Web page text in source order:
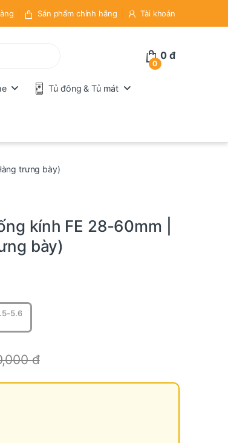
Sản phẩm chính hãng Tài khoản
0
0đ
Tủ đông & Tủ mát
trưng bày)
kính FE 28-60mm |
bày)
5.6
đ